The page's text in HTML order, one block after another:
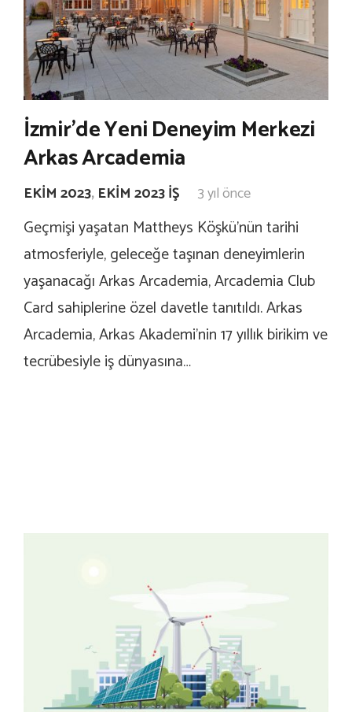
İzmir’de Yeni Deneyim Merkezi
Arkas Arcademia
EKIM 2023, EKIM 2023 İŞ 3 yıl önce
Geçmişi yaşatan Mattheys Köşkü’nün tarihi
atmosferiyle, geleceğe taşınan deneyimlerin
yaşanacağı Arkas Arcademia, Arcademia Club
Card sahiplerine özel davetle tanıtıldı. Arkas
Arcademia, Arkas Akademi’nin 17 yıllık birikim ve
tecrübesiyle iş dünyasına…